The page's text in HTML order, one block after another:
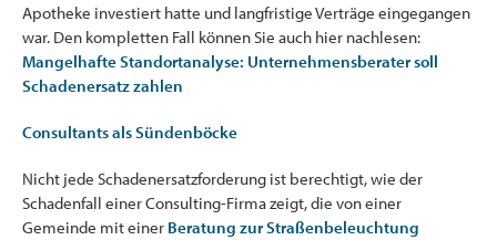
Apotheke investiert hatte und langfristige Verträge eingegangen
war. Den kompletten Fall können Sie auch hier nachlesen:
Mangelhafte Standortanalyse: Unternehmensberater soll
Schadenersatz zahlen
Consultants als Sündenböcke
Nicht jede Schadenersatzforderung ist berechtigt, wie der
Schadenfall einer Consulting-Firma zeigt, die von einer
Gemeinde mit einer Beratung zur Straßenbeleuchtung